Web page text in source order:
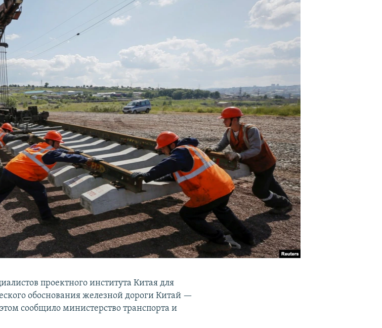
проектного института Китая для
обоснования железной дороги Китай —
сообщило министерство транспорта и